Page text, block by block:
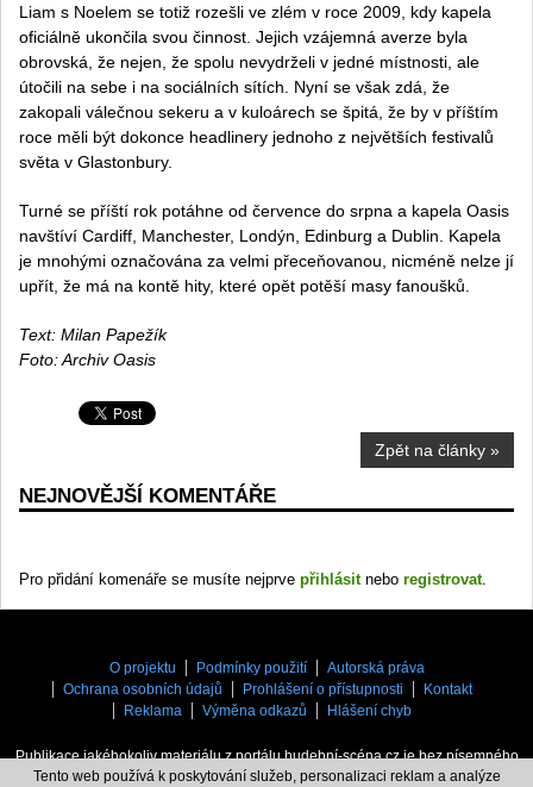
Liam s Noelem se totiž rozešli ve zlém v roce 2009, kdy kapela
oficiálně ukončila svou činnost. Jejich vzájemná averze byla
obrovská, že nejen, že spolu nevydrželi v jedné místnosti, ale
útočili na sebe i na sociálních sítích. Nyní se však zdá, že
zakopali válečnou sekeru a v kuloárech se špitá, že by v příštím
roce měli být dokonce headlinery jednoho z největších festivalů
světa v Glastonbury.
Turné se příští rok potáhne od července do srpna a kapela Oasis
navštíví Cardiff, Manchester, Londýn, Edinburg a Dublin. Kapela
je mnohými označována za velmi přeceňovanou, nicméně nelze jí
upřít, že má na kontě hity, které opět potěší masy fanoušků.
Text: Milan Papežík
Foto: Archiv Oasis
Zpět na články »
NEJNOVĚJŠÍ KOMENTÁŘE
Pro přidání komenáře se musíte nejprve přihlásitnebo registrovat.
O projektu Podmínky použití
Autorská práva
Ochrana osobních údajů
Prohlášení o přístupnosti
Kontakt
Reklama
Výměna odkazů Hlášení chyb
Publikace jakéhokoliv materiálu z portálu hudební-scéna.cz je bez písemného
souhlasu zakázaná.
Tento web používá k poskytování služeb, personalizaci reklam a analýze